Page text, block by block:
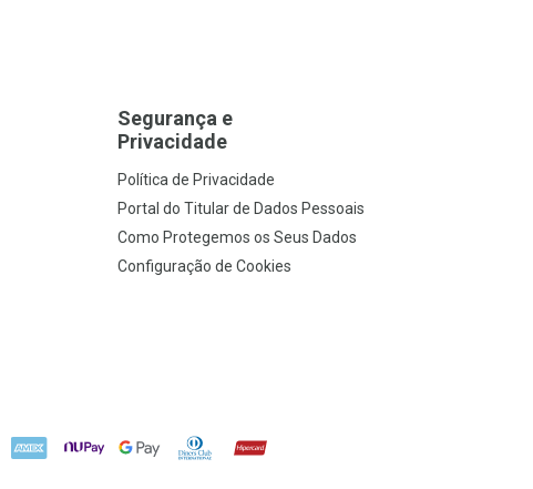
Segurança e
Privacidade
Política de Privacidade
Portal do Titular de Dados Pessoais
Como Protegemos os Seus Dados
Configuração de Cookies
AMEX NuPay Google PayDiners ClubHipercard